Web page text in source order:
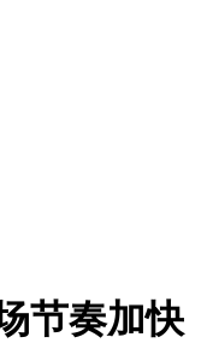
节奏加快